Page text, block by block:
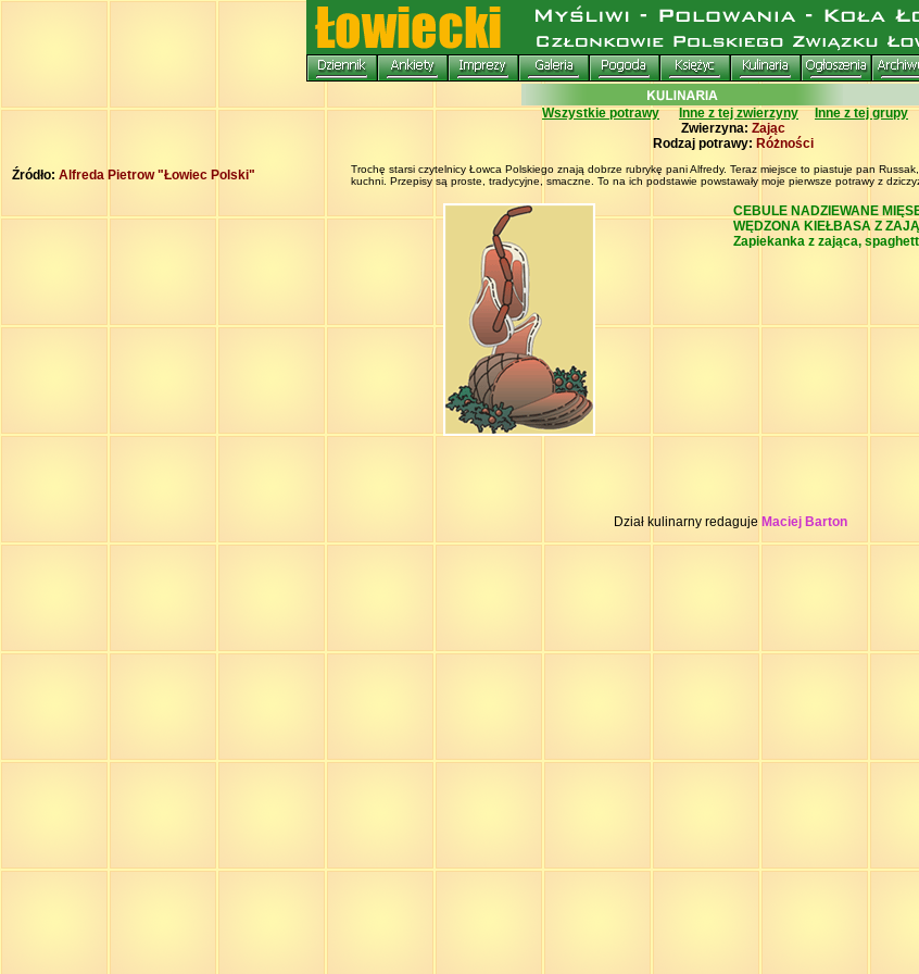
Wszystkie potrawy Inne z tej zwierzyny
Inne z tej grupy
Zwierzyna: Zając
Rodzaj potrawy: Różności
Źródło: Alfreda Pietrow "Łowiec Polski"
Trochę starsi czytelnicy Łowca Polskiego znają dobrze rubrykę pani Alfredy. Teraz miejsce to piastuje pan
kuchni. Przepisy są proste, tradycyjne, smaczne. To na ich podstawie powstawały moje pierwsze potrawy z
CEBULE NADZIEWANE
WĘDZONA KIEŁBASA Z
Zapiekanka z zająca,
Dział kulinarny redaguje Maciej Barton